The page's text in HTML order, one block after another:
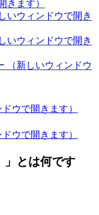
きます）
いウィンドウで開き
いウィンドウで開き
（新しいウィンドウ
ウで開きます）
ウで開きます）
」とは何です